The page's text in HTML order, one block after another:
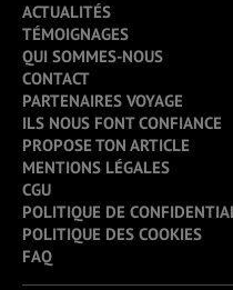
ACTUALITÉS
TÉMOIGNAGES
QUI SOMMES-NOUS
CONTACT
PARTENAIRES VOYAGE
ILS NOUS FONT CONFIANCE
PROPOSE TON ARTICLE
MENTIONS LÉGALES
CGU
POLITIQUE DE
POLITIQUE DES COOKIES
FAQ